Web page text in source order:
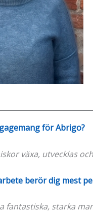
för Abrigo?
växa, utvecklas
berör dig mest
fantastiska, starka